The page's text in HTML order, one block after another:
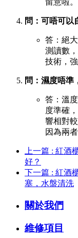
問：可唔可以
答：絕
測讀數
技術，
問：濕度唔準
答：溫
度準確
響相對
因為兩
上一篇 : 紅酒
好？
下一篇 : 紅酒
塞，水盤清洗
關於我們
維修項目